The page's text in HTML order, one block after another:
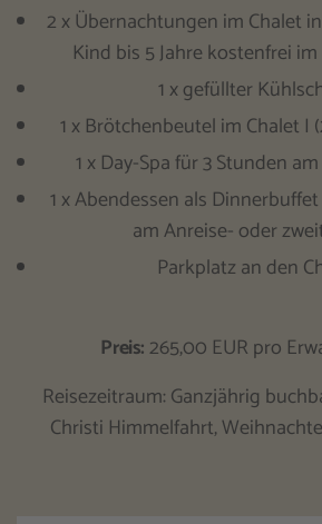
2 x Übernachtungen im Chalet
Kind bis 5 Jahre kostenfrei
1 x gefüllter
1 x Brötchenbeutel im Chalet I
1 x Day-Spa für 3 Stunden
1 x Abendessen als
am Anreise- oder
Parkplatz an den
Preis:265,00 EUR pro
Reisezeitraum: Ganzjährig
Christi Himmelfahrt,